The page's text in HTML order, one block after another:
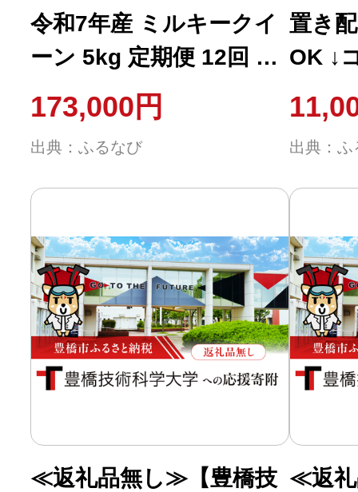
自治体直営サイト特集
はじめるバイブルとは
よくあるご質問
問い合わせ
令和7年産 ミルキークイ
ーン 5kg 定期便 12回 白
米 ブランド米 ミルキー
ﾐﾙｷｰｸｲｰﾝ お米 こめ 米 ※
コメ ご飯 生活必需品 日
用品 定期 定期配送 人気
173,000円
出典：ふるなび
置き配
OK ↓
さい]
シル
ンズ
置き
ォン
出典：ふ
≪返礼品無し≫【豊橋技 ≪返礼